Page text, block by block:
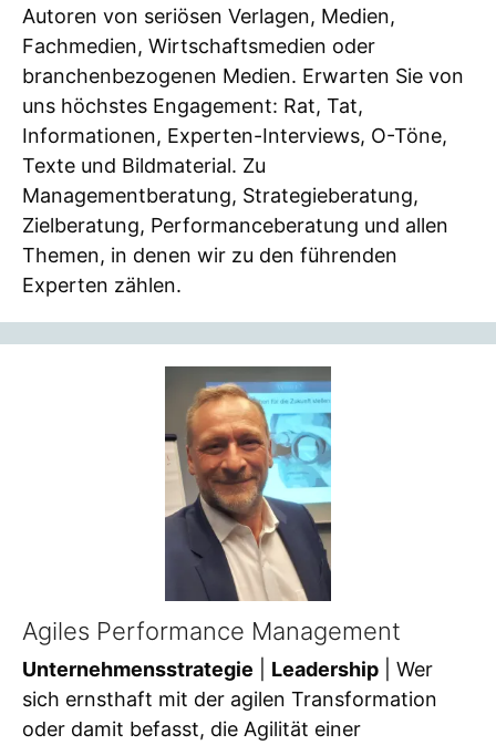
Autoren von seriösen Verlagen, Medien,
Fachmedien, Wirtschaftsmedien oder
branchenbezogenen Medien. Erwarten Sie von
uns höchstes Engagement: Rat, Tat,
Informationen, Experten-Interviews, O-Töne,
Texte und Bildmaterial. Zu
Managementberatung, Strategieberatung,
Zielberatung, Performanceberatung und allen
Themen, in denen wir zu den führenden
Experten zählen.
Agiles Performance Management
Unternehmensstrategie Leadership | Wer
sich ernsthaft mit der agilen Transformation
oder damit befasst, die Agilität einer